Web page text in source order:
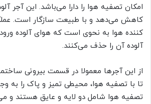
امکان تصفیه هوا را دارا می‌باشد. این آجر
کاهش می‌دهد و با طبیعت سازگار است.
کننده هوا به نحوی است که هوای آلوده
آلوده آن را حذف می‌کنند.
از این آجرها معمولا در قسمت بیرونی
تا با تصفیه هوا، محیطی تمیز و پاک را به